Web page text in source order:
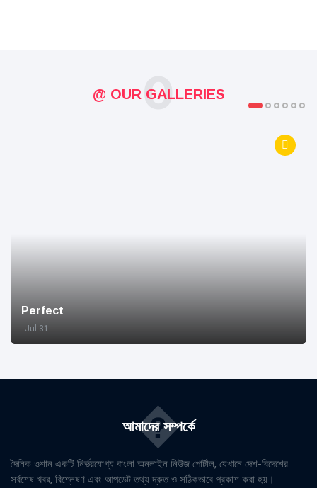
@ OUR GALLERIES
O
Perfect
Jul 31
আমাদের সম্পর্কে
�
দৈনিক ওশান একটি নির্ভরযোগ্য বাংলা অনলাইন নিউজ পোর্টাল, যেখানে দেশ-বিদেশের
সর্বশেষ খবর, বিশ্লেষণ এবং আপডেট তথ্য দ্রুত ও সঠিকভাবে প্রকাশ করা হয়।